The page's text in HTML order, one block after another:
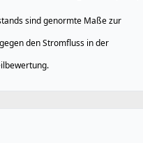
sind genormte Maße zur
den Stromfluss in der